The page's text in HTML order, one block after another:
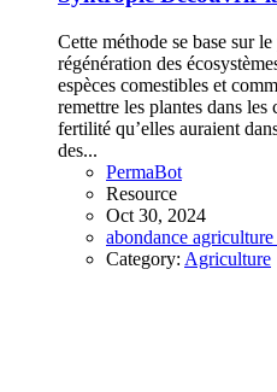
Cette méthode se base sur
régénération des
espèces comestibles et
remettre les plantes dans
fertilité qu’elles auraient
des...
PermaBot
Resource
Oct 30, 2024
abondance agriculture
Category: Agriculture